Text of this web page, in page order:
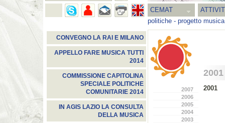
CEMAT
politiche - progetto musica
CONVEGNO LA RAI E MILANO
APPELLO FARE MUSICA TUTTI
2014
COMMISSIONE CAPITOLINA
SPECIALE POLITICHE
COMUNITARIE 2014
IN AGIS LAZIO LA CONSULTA
DELLA MUSICA
2007
2006
2005
2004
2003
2001
2001